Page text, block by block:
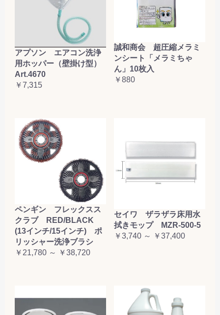
アプソン エアコン洗浄
用ホッパー（壁掛け型）
Art.4670
￥7,315
誠和商会 超圧縮メラミ
ンシート「メラミちゃ
ん」10枚入
￥880
ペンギン フレックスス
クラブ RED/BLACK
(13インチ/15インチ) ポ
リッシャー洗浄ブラシ
￥21,780 ～ ￥38,720
セイワ ザラザラ床用水
拭きモップ MZR-500-5
￥3,740 ～ ￥37,400